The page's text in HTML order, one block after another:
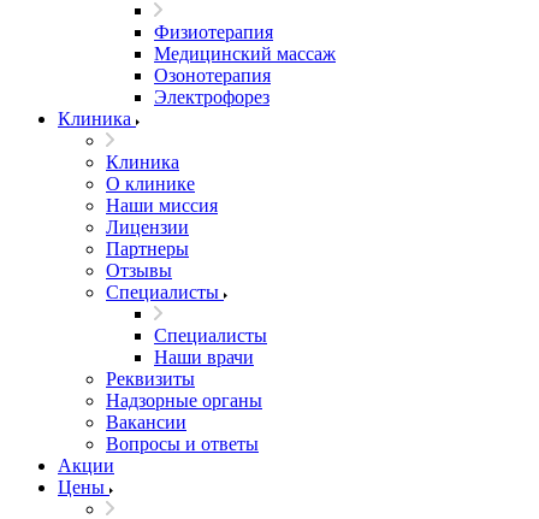
Физиотерапия
Медицинский массаж
Озонотерапия
Электрофорез
Клиника
Клиника
О клинике
Наши миссия
Лицензии
Партнеры
Отзывы
Специалисты
Специалисты
Наши врачи
Реквизиты
Надзорные органы
Вакансии
Вопросы и ответы
Акции
Цены